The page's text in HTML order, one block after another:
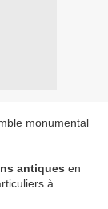
monumental
antiques en
à